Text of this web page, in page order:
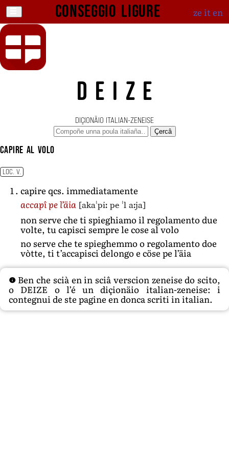
Conseggio ligure ze iten
DEIZE
DIÇIONÄIO ITALIAN-ZENEISE
Çercâ
capire al volo
LOC. V.
capire qcs. immediatamente
accapî pe l’äia [akaˈpiː pe ˈl aːja]
non serve che ti spieghiamo il regolamento due
volte, tu capisci sempre le cose al volo
no serve che te spieghemmo o regolamento doe
vòtte, ti t’accapisci delongo e cöse pe l’äia
Ben che scià en in sciâ verscion zeneise do scito,
o DEIZE o l’é un diçionäio italian-zeneise: i
contegnui de ste pagine en donca scriti in italian.